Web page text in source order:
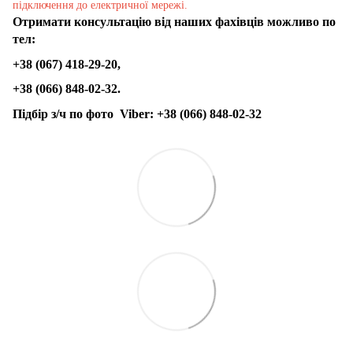
підключення до електричної мережі.
Отримати консультацію від наших фахівців можливо по
тел:
+38 (067) 418-29-20,
+38 (066) 848-02-32.
Підбір з/ч по фото Viber: +38 (066) 848-02-32